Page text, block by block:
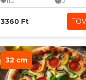
3360 Ft
32 cm